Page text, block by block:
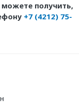
получить,
+7 (4212) 75-